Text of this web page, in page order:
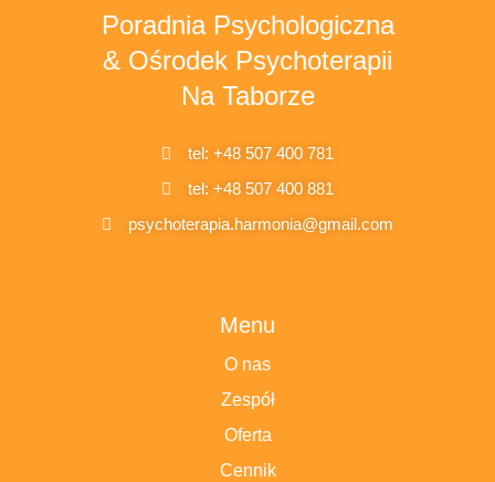
Poradnia Psychologiczna
& Ośrodek Psychoterapii
Na Taborze
tel: +48 507 400 781
tel: +48 507 400 881
psychoterapia.harmonia@gmail.com
Menu
O nas
Zespół
Oferta
Cennik